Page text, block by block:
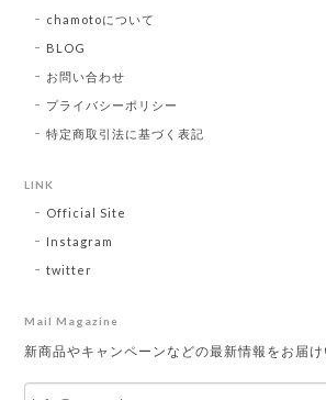
chamotoについて
BLOG
お問い合わせ
プライバシーポリシー
特定商取引法に基づく表記
LINK
Official Site
Instagram
twitter
Mail Magazine
新商品やキャンペーンなどの最新情報をお届け